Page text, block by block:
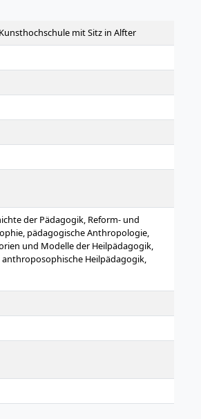
mit Sitz in Alfter
der Pädagogik, Reform- und
pädagogische Anthropologie,
und Modelle der Heilpädagogik,
Heilpädagogik,
Erlebnispädagogik,
heilpädagogische
Modelle heilpädagogischer und
plastisches Gestalten, Eurythmie,
der Künste,
Erkenntniswissenschaft, Ethik,